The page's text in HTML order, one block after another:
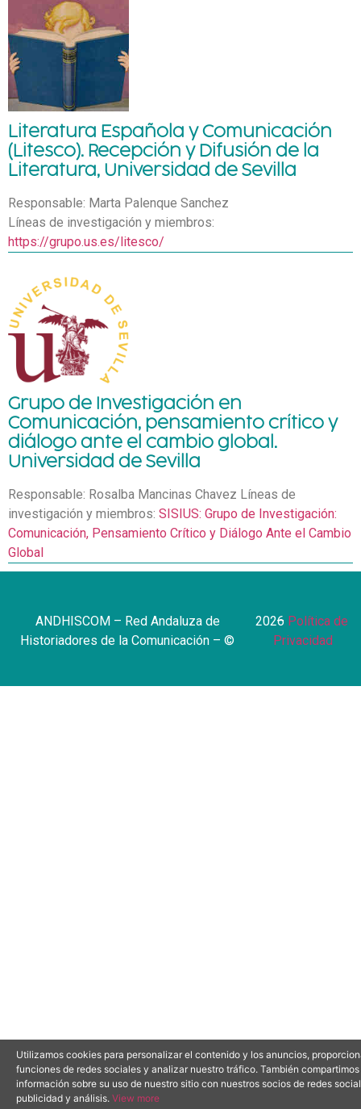
Literatura Española y Comunicación
(Litesco). Recepción y Difusión de la
Literatura, Universidad de Sevilla
Responsable: Marta Palenque Sanchez
Líneas de investigación y miembros:
https://grupo.us.es/litesco/
Grupo de Investigación en
Comunicación, pensamiento crítico y
diálogo ante el cambio global.
Universidad de Sevilla
Responsable: Rosalba Mancinas Chavez Líneas de
investigación y miembros: SISIUS: Grupo de Investigación:
Comunicación, Pensamiento Crítico y Diálogo Ante el Cambio
Global
ANDHISCOM – Red Andaluza de
Historiadores de la Comunicación – ©
2026
– Política de
Privacidad
Utilizamos cookies para personalizar el contenido y los anuncios,
funciones de redes sociales y analizar nuestro tráfico. También compartimos
información sobre su uso de nuestro sitio con nuestros socios de redes
publicidad y análisis. View more